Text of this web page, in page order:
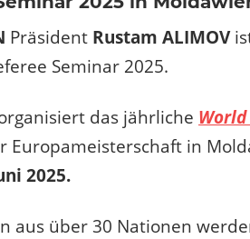
Präsident Rustam ALIMOV
Seminar 2025.
das jährliche
Europameisterschaft in
2025.
aus über 30 Nationen